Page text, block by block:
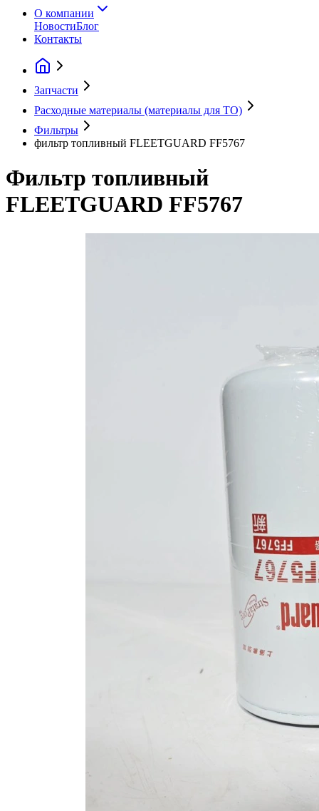
О компании
НовостиБлог
Контакты
Запчасти
Расходные материалы (материалы для ТО)
Фильтры
фильтр топливный FLEETGUARD FF5767
Фильтр топливный
FLEETGUARD FF5767